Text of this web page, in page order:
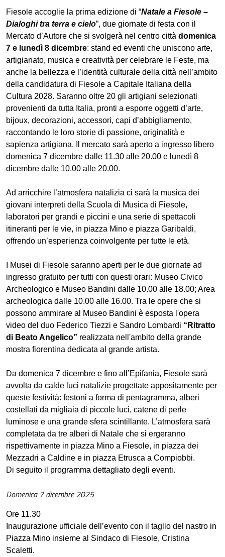
Descrizione
Fiesole accoglie la prima edizione di “Natale a Fiesole –
Dialoghi tra terra e cielo”, due giornate di festa con il
Mercato d’Autore che si svolgerà nel centro città domenica
7 e lunedì 8 dicembre: stand ed eventi che uniscono arte,
artigianato, musica e creatività per celebrare le Feste, ma
anche la bellezza e l’identità culturale della città nell’ambito
della candidatura di Fiesole a Capitale Italiana della
Cultura 2028. Saranno oltre 20 gli artigiani selezionati
provenienti da tutta Italia, pronti a esporre oggetti d’arte,
bijoux, decorazioni, accessori, capi d’abbigliamento,
raccontando le loro storie di passione, originalità e
sapienza artigiana. Il mercato sarà aperto a ingresso libero
domenica 7 dicembre dalle 11.30 alle 20.00 e lunedì 8
dicembre dalle 10.00 alle 20.00.
Ad arricchire l’atmosfera natalizia ci sarà la musica dei
giovani interpreti della Scuola di Musica di Fiesole,
laboratori per grandi e piccini e una serie di spettacoli
itineranti per le vie, in piazza Mino e piazza Garibaldi,
offrendo un’esperienza coinvolgente per tutte le età.
I Musei di Fiesole saranno aperti per le due giornate ad
ingresso gratuito per tutti con questi orari: Museo Civico
Archeologico e Museo Bandini dalle 10.00 alle 18.00; Area
archeologica dalle 10.00 alle 16.00. Tra le opere che si
possono ammirare al Museo Bandini è esposta l'opera
video del duo Federico Tiezzi e Sandro Lombardi “Ritratto
di Beato Angelico” realizzata nell'ambito della grande
mostra fiorentina dedicata al grande artista.
Da domenica 7 dicembre e fino all’Epifania, Fiesole sarà
avvolta da calde luci natalizie progettate appositamente per
queste festività: festoni a forma di pentagramma, alberi
costellati da migliaia di piccole luci, catene di perle
luminose e una grande sfera scintillante. L’atmosfera sarà
completata da tre alberi di Natale che si ergeranno
rispettivamente in piazza Mino a Fiesole, in piazza dei
Mezzadri a Caldine e in piazza Etrusca a Compiobbi.
Di seguito il programma dettagliato degli eventi.
Domenica 7 dicembre 2025
Ore 11.30
Inaugurazione ufficiale dell’evento con il taglio del nastro in
Piazza Mino insieme al Sindaco di Fiesole, Cristina
Scaletti.